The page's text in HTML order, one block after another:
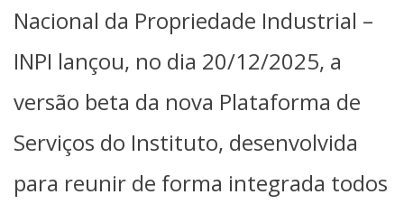
Nacional da Propriedade Industrial –
INPI lançou, no dia 20/12/2025, a
versão beta da nova Plataforma de
Serviços do Instituto, desenvolvida
para reunir de forma integrada todos